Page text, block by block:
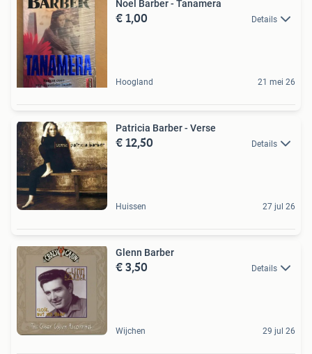
Noel Barber - Tanamera
€ 1,00 Details
Hoogland 21 mei 26
Patricia Barber - Verse
€ 12,50 Details
Huissen 27 jul 26
Glenn Barber
€ 3,50 Details
Wijchen 29 jul 26